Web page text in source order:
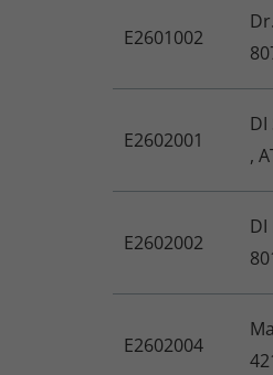
E2601002
E2602001
,
E2602002
E2602004